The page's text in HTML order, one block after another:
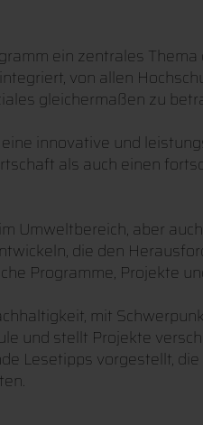
ein zentrales
von allen
gleichermaßen zu
innovative und
als auch einen
Umweltbereich, aber
die den
Programme, Projekte
mit
und stellt Projekte
Lesetipps vorgestellt,